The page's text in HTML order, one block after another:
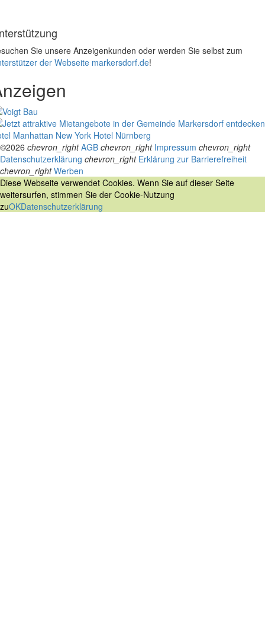
Sie unsere Anzeigenkunden oder werden Sie selbst zum
der Webseite markersdorf.de!
Manhattan New York Hotel Nürnberg
©2026 chevron_right AGB chevron_right Impressum chevron_right
Datenschutzerklärung chevron_right Erklärung zur Barrierefreiheit
chevron_right Werben
Diese Webseite verwendet Cookies. Wenn Sie auf dieser Seite
weitersurfen, stimmen Sie der Cookie-Nutzung
zuOKDatenschutzerklärung